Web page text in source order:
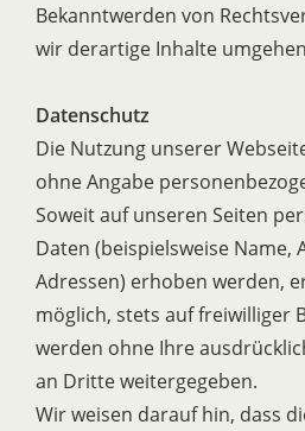
Bekanntwerden von
wir derartige Inhalte
Datenschutz
Die Nutzung unserer
ohne Angabe
Soweit auf unseren Seiten
Daten (beispielsweise Name,
Adressen) erhoben werden,
möglich, stets auf freiwilliger
werden ohne Ihre
an Dritte weitergegeben.
Wir weisen darauf hin, dass